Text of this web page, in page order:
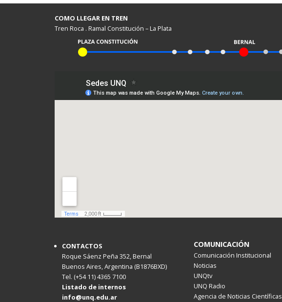
COMO LLEGAR EN TREN
Tren Roca . Ramal Constitución – La Plata
CONTACTOS
Roque Sáenz Peña 352, Bernal
Buenos Aires, Argentina (B1876BXD)
Tel. (+54 11) 4365 7100
Listado de internos
info@unq.edu.ar
COMUNICACIÓN
Comunicación Institucional
Noticias
UNQtv
UNQ Radio
Agencia de Noticias Científicas